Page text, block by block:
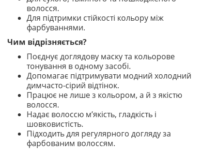
волосся.
Для підтримки стійкості кольору між
фарбуваннями.
Чим відрізняється?
Поєднує доглядову маску та кольорове
тонування в одному засобі.
Допомагає підтримувати модний холодний
димчасто-сірий відтінок.
Працює не лише з кольором, а й з якістю
волосся.
Надає волоссю м’якість, гладкість і
шовковистість.
Підходить для регулярного догляду за
фарбованим волоссям.